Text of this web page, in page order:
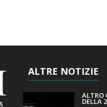
ALTRE NOTIZIE
ALTRO
DELLA